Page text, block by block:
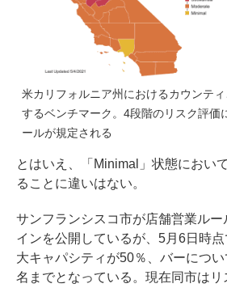
米カリフォルニア州におけるカウンテ
するベンチマーク。4段階のリスク評価
ールが規定される
とはいえ、「Minimal」状態におい
ることに違いはない。
サンフランシスコ市が店舗営業ルー
インを公開 しているが、5月6日時
大キャパシティが50％、バーにつ
名までとなっている。現在同市は